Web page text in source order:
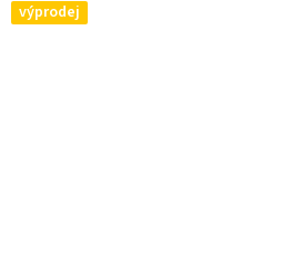
výprodej